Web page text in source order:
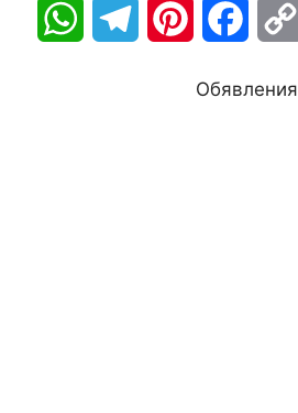
W
Обявления